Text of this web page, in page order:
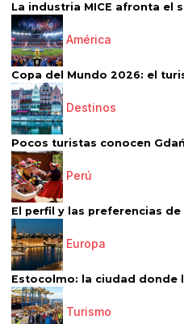
La industria MICE afronta el
América
Copa del Mundo 2026: el
Destinos
Pocos turistas conocen
Perú
El perfil y las preferencias de
Europa
Estocolmo: la ciudad donde
Turismo